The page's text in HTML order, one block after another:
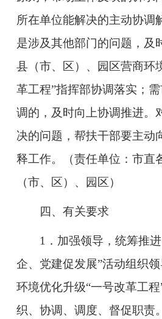
所在单位能解决的主动协调
是涉及其他部门的问题，及
县（市、区）、园区营商环
革工程”指挥部协调落实；
调的，及时向上协调推进。
决的问题，帮扶干部要主动
释工作。（责任单位：市直
（市、区）、园区）
四、有关要求
1．加强领导，统筹推
企、党建促发展”活动组织
环境优化升级“一号改革工程
织、协调、调度、督促职责